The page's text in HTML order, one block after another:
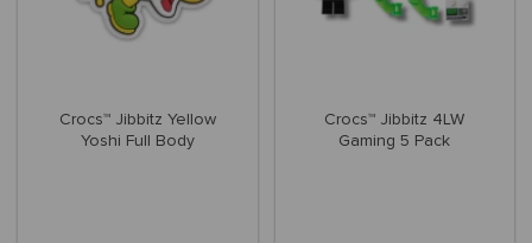
Crocs™ Jibbitz Yellow
Yoshi Full Body
Crocs™ Jibbitz 4LW
Gaming 5 Pack